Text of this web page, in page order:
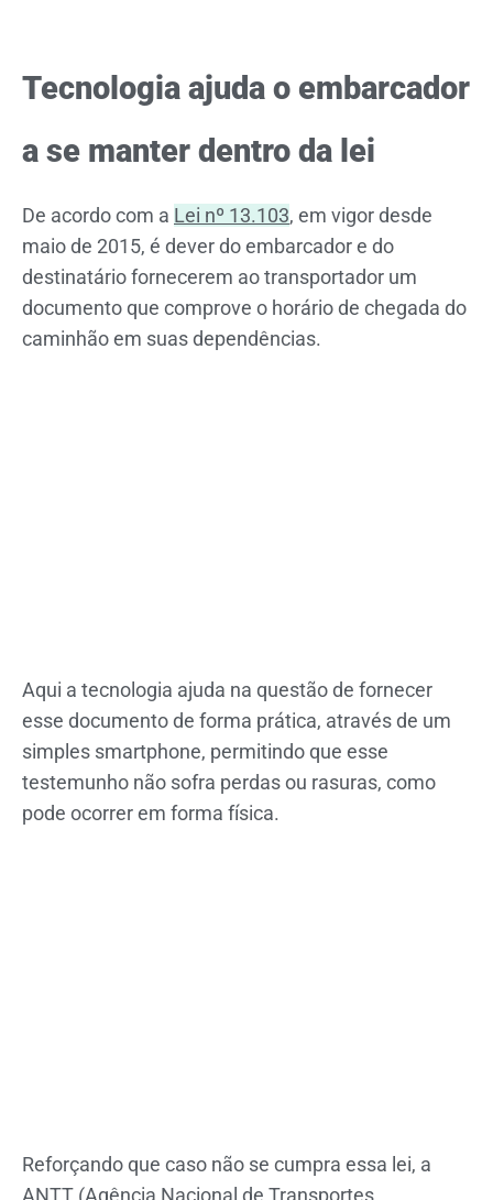
Tecnologia ajuda o embarcador
a se manter dentro da lei
De acordo com a Lei nº 13.103, em vigor desde
maio de 2015, é dever do embarcador e do
destinatário fornecerem ao transportador um
documento que comprove o horário de chegada do
caminhão em suas dependências.
Aqui a tecnologia ajuda na questão de fornecer
esse documento de forma prática, através de um
simples smartphone, permitindo que esse
testemunho não sofra perdas ou rasuras, como
pode ocorrer em forma física.
Reforçando que caso não se cumpra essa lei, a
ANTT (Agência Nacional de Transportes